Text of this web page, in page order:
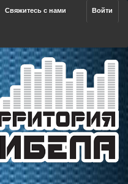
Войти
Свяжитесь с нами